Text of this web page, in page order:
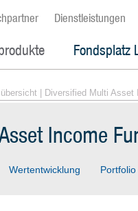
Dienstleistungen
Fondsplatz
| Diversified Multi Asset
Income
Wertentwicklung Portfolio